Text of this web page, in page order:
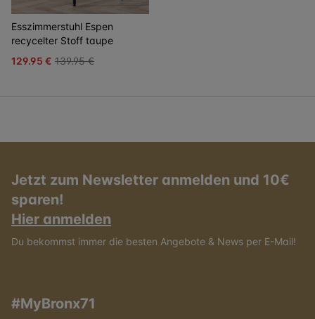
Esszimmerstuhl Espen
recycelter Stoff taupe
129.95 € 139.95 €
Jetzt zum Newsletter anmelden und 10€
sparen!
Hier anmelden
Du bekommst immer die besten Angebote & News per E-Mail!
#MyBronx71